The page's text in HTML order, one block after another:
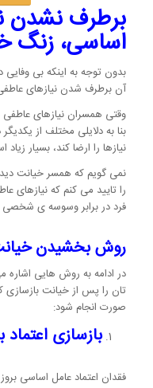
برطرف نشدن
اساسی، زنگ
بدون توجه به اینکه بی وفایی
آن برطرف شدن نیازهای
وقتی همسران نیازهای
بنا به دلایلی مختلف از
نیازها را ارضا کند، بسیار
نمی گویم که همسر خیانت
را تایید می کنم که
فرد در برابر وسوسه ی
روش بخشیدن
در ادامه به روش هایی اشاره
تان را پس از خیانت
صورت انجام شود:
بازسازی
فقدان اعتماد عامل اساسی